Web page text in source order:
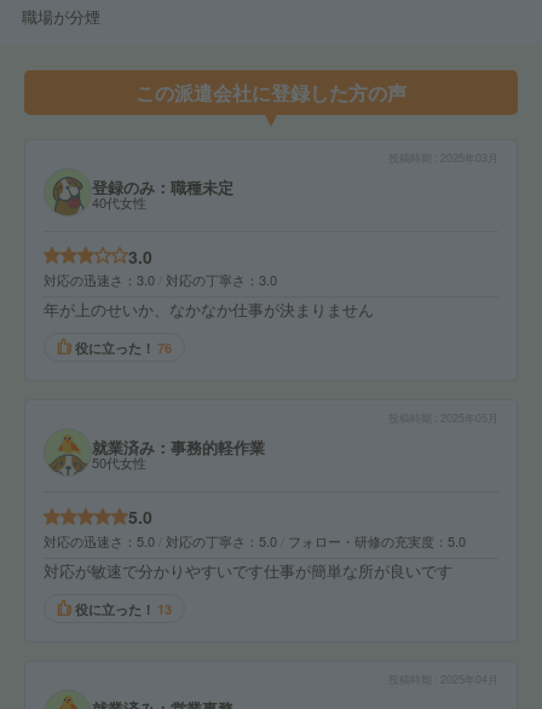
職場が分煙
この派遣会社に登録した方の声
2025年03月
登録のみ：職種未定
40代女性
3.0
対応の迅速さ 3.0 対応の丁寧さ 3.0
年が上のせいか、なかなか仕事が決まりません
役に立った！ 76
2025年05月
就業済み：事務的軽作業
50代女性
5.0
対応の迅速さ 5.0 対応の丁寧さ 5.0 フォロー・研修の充実度 5.0
対応が敏速で分かりやすいです仕事が簡単な所が良いです
役に立った！ 13
2025年04月